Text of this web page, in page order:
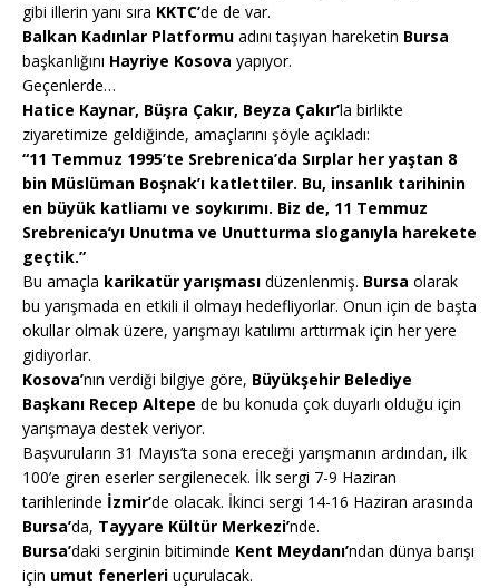
gibi illerin yanı sıra KKTC’de de var.
Balkan Kadınlar Platformu adını taşıyan hareketin Bursa
başkanlığını Hayriye Kosova yapıyor.
Geçenlerde…
Hatice Kaynar, Büşra Çakır, Beyza Çakır’la birlikte
ziyaretimize geldiğinde, amaçlarını şöyle açıkladı:
“11 Temmuz 1995’te Srebrenica’da Sırplar her yaştan 8
bin Müslüman Boşnak’ı katlettiler. Bu, insanlık tarihinin
en büyük katliamı ve soykırımı. Biz de, 11 Temmuz
Srebrenica’yı Unutma ve Unutturma sloganıyla harekete
geçtik.”
Bu amaçla karikatür yarışması düzenlenmiş. Bursa olarak
bu yarışmada en etkili il olmayı hedefliyorlar. Onun için de başta
okullar olmak üzere, yarışmayı katılımı arttırmak için her yere
gidiyorlar.
Kosova’nın verdiği bilgiye göre, Büyükşehir Belediye
Başkanı Recep Altepe de bu konuda çok duyarlı olduğu için
yarışmaya destek veriyor.
Başvuruların 31 Mayıs’ta sona ereceği yarışmanın ardından, ilk
100’e giren eserler sergilenecek. İlk sergi 7-9 Haziran
tarihlerinde İzmir’de olacak. İkinci sergi 14-16 Haziran arasında
Bursa’da, Tayyare Kültür Merkezi’nde.
Bursa’daki serginin bitiminde Kent Meydanı’ndan dünya barışı
için umut fenerleri uçurulacak.